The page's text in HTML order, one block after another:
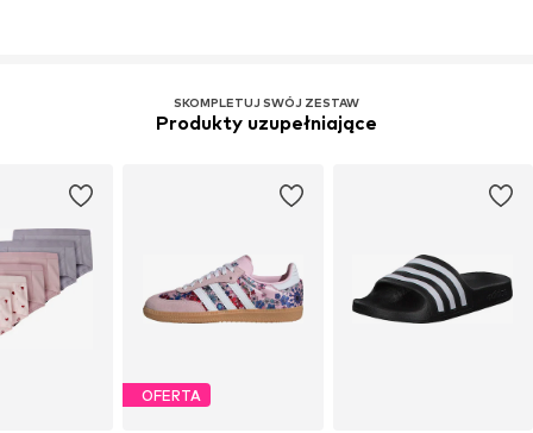
SKOMPLETUJ SWÓJ ZESTAW
Produkty uzupełniające
OFERTA